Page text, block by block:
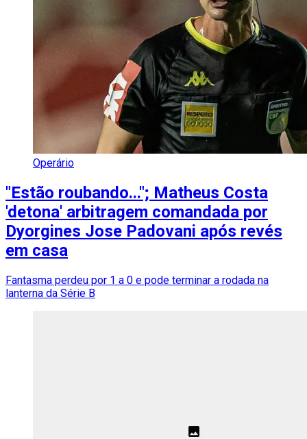
Operário
"Estão roubando..."; Matheus Costa
'detona' arbitragem comandada por
Dyorgines Jose Padovani após revés
em casa
Fantasma perdeu por 1 a 0 e pode terminar a rodada na
lanterna da Série B